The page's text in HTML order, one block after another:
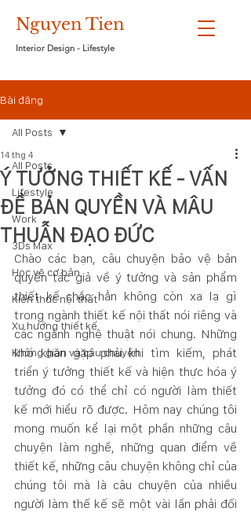
Nguyen Tien
Interior Design - Lifestyle
Bài đăng
All Posts
Lifestyle
Work
3Ds Max
Học vẽ cơ bản
Kiến thức nội thất
Xu hướng thiết kế
Không gian và câu chuyện
All Posts
Ý TƯỞNG THIẾT KẾ - VẤN
ĐỀ BẢN QUYỀN VÀ MÂU
THUẪN ĐẠO ĐỨC
14 thg 4
Chào các bạn, câu chuyện bảo vệ bản
quyền tác giả về ý tưởng và sản phẩm
thiết kế chắc hẳn không còn xa lạ gì
trong ngành thiết kế nội thất nói riêng và
các ngành nghệ thuật nói chung. Những
khó khăn gặp phải khi tìm kiếm, phát
triển ý tưởng thiết kế và hiện thực hóa ý
tưởng đó có thể chỉ có người làm thiết
kế mới hiểu rõ được. Hôm nay chúng tôi
mong muốn kể lại một phần những câu
chuyện làm nghề, những quan điểm về
thiết kế, những câu chuyện không chỉ của
chúng tôi mà là câu chuyện của nhiều
người làm thế kế sẽ một vài lần phải đối